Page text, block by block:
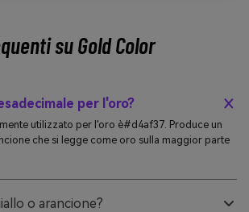
su Gold Color
per l'oro?
utilizzato per l'oro è#d4af37. Produce un
che si legge come oro sulla maggior parte
o arancione?